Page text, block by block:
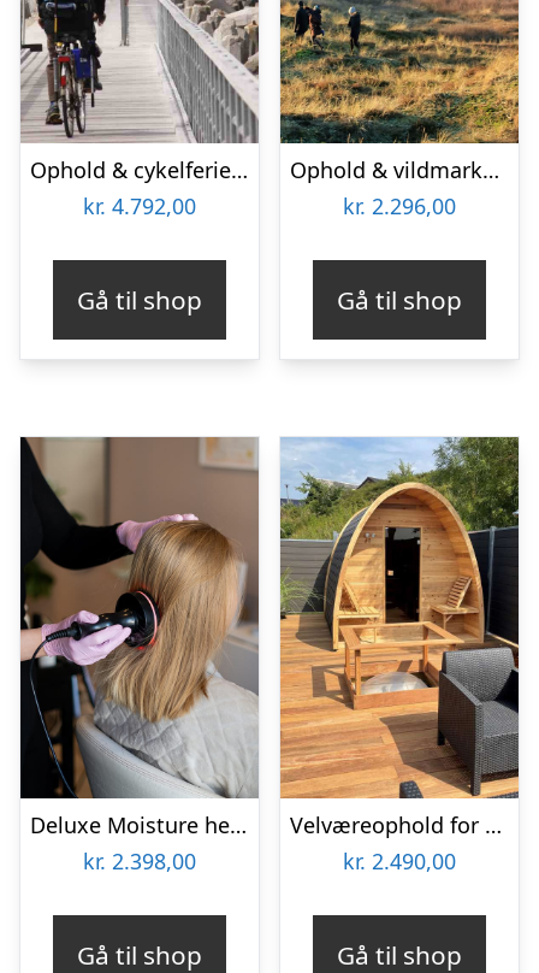
Ophold & cykelferie for 2 på Hotel Thinggaard
kr. 4.792,00
Gå til shop
Ophold & vildmarkstur for 2 på Hotel Thinggaard
kr. 2.296,00
Gå til shop
Deluxe Moisture head & hair spa for 2 hos PrettyCute
kr. 2.398,00
Gå til shop
Velværeophold for 2 på Hvalpsund Færgekro
kr. 2.490,00
Gå til shop